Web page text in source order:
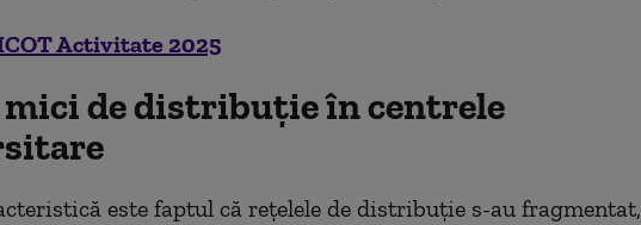
Activitate 2025
mici de distribuţie în centrele
este faptul că reţelele de distribuţie s-au fragmentat,